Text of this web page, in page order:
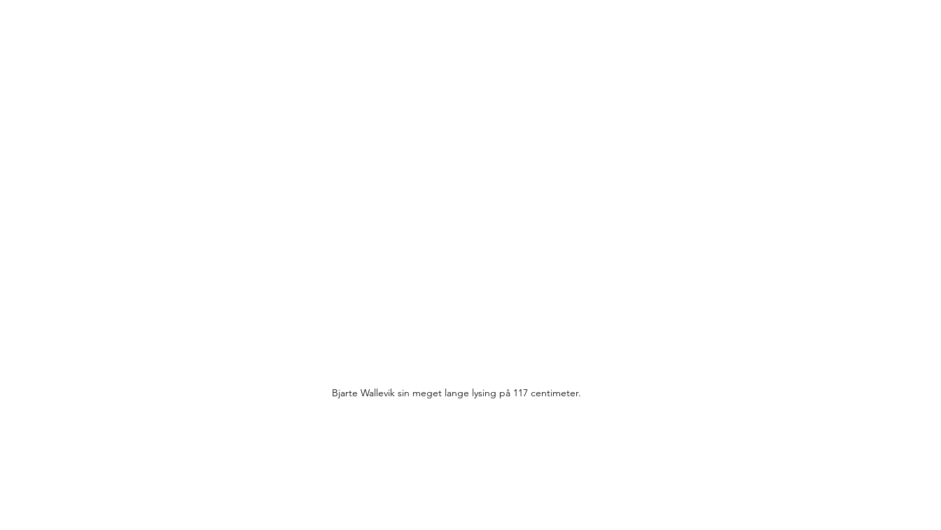
Bjarte Wallevik sin meget lange lysing på 117 centimeter.